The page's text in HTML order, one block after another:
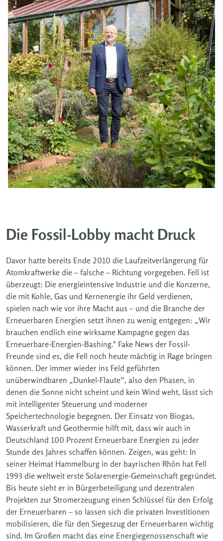
Die Fossil-Lobby macht Druck
Davor hatte bereits Ende 2010 die Laufzeitverlängerung für
Atomkraftwerke die – falsche – Richtung vorgegeben. Fell ist
überzeugt: Die energieintensive Industrie und die Konzerne,
die mit Kohle, Gas und Kernenergie ihr Geld verdienen,
spielen nach wie vor ihre Macht aus – und die Branche der
Erneuerbaren Energien setzt ihnen zu wenig entgegen: „Wir
brauchen endlich eine wirksame Kampagne gegen das
Erneuerbare-Energien-Bashing." Fake News der Fossil-
Freunde sind es, die Fell noch heute mächtig in Rage bringen
können. Der immer wieder ins Feld geführten
unüberwindbaren „Dunkel-Flaute“, also den Phasen, in
denen die Sonne nicht scheint und kein Wind weht, lässt sich
mit intelligenter Steuerung und moderner
Speichertechnologie begegnen. Der Einsatz von Biogas,
Wasserkraft und Geothermie hilft mit, dass wir auch in
Deutschland 100 Prozent Erneuerbare Energien zu jeder
Stunde des Jahres schaffen können. Zeigen, was geht: In
seiner Heimat Hammelburg in der bayrischen Rhön hat Fell
1993 die weltweit erste Solarenergie-Gemeinschaft gegründet.
Bis heute sieht er in Bürgerbeteiligung und dezentralen
Projekten zur Stromerzeugung einen Schlüssel für den Erfolg
der Erneuerbaren – so lassen sich die privaten Investitionen
mobilisieren, die für den Siegeszug der Erneuerbaren wichtig
sind. Im Großen macht das eine Energiegenossenschaft wie